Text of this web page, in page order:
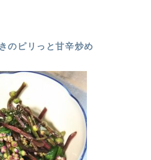
のピリっと甘辛炒め